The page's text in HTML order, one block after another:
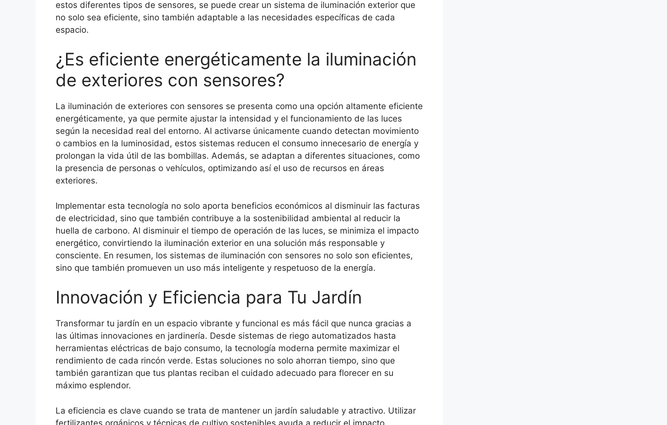
estos diferentes tipos de sensores, se puede crear un sistema de iluminación exterior que
no solo sea eficiente, sino también adaptable a las necesidades específicas de cada
espacio.
¿Es eficiente energéticamente la iluminación
de exteriores con sensores?
La iluminación de exteriores con sensores se presenta como una opción altamente eficiente
energéticamente, ya que permite ajustar la intensidad y el funcionamiento de las luces
según la necesidad real del entorno. Al activarse únicamente cuando detectan movimiento
o cambios en la luminosidad, estos sistemas reducen el consumo innecesario de energía y
prolongan la vida útil de las bombillas. Además, se adaptan a diferentes situaciones, como
la presencia de personas o vehículos, optimizando así el uso de recursos en áreas
exteriores.
Implementar esta tecnología no solo aporta beneficios económicos al disminuir las facturas
de electricidad, sino que también contribuye a la sostenibilidad ambiental al reducir la
huella de carbono. Al disminuir el tiempo de operación de las luces, se minimiza el impacto
energético, convirtiendo la iluminación exterior en una solución más responsable y
consciente. En resumen, los sistemas de iluminación con sensores no solo son eficientes,
sino que también promueven un uso más inteligente y respetuoso de la energía.
Innovación y Eficiencia para Tu Jardín
Transformar tu jardín en un espacio vibrante y funcional es más fácil que nunca gracias a
las últimas innovaciones en jardinería. Desde sistemas de riego automatizados hasta
herramientas eléctricas de bajo consumo, la tecnología moderna permite maximizar el
rendimiento de cada rincón verde. Estas soluciones no solo ahorran tiempo, sino que
también garantizan que tus plantas reciban el cuidado adecuado para florecer en su
máximo esplendor.
La eficiencia es clave cuando se trata de mantener un jardín saludable y atractivo. Utilizar
fertilizantes orgánicos y técnicas de cultivo sostenibles ayuda a reducir el impacto